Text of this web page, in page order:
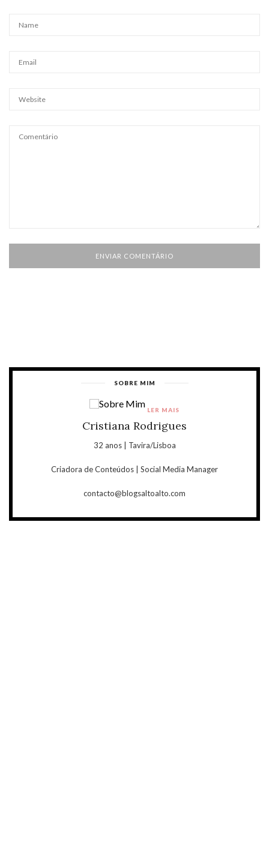
SOBRE MIM
Cristiana Rodrigues
32 anos | Tavira/Lisboa
Criadora de Conteúdos | Social Media Manager
contacto@blogsaltoalto.com
LER MAIS